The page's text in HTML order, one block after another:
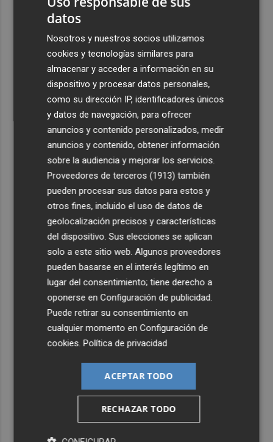
datos
Nosotros y nuestros socios utilizamos
cookies y tecnologías similares para
almacenar y acceder a información en su
dispositivo y procesar datos personales,
como su dirección IP, identificadores únicos
y datos de navegación, para ofrecer
anuncios y contenido personalizados, medir
anuncios y contenido, obtener información
sobre la audiencia y mejorar los servicios.
Proveedores de terceros (1913) también
pueden procesar sus datos para estos y
otros fines, incluido el uso de datos de
geolocalización precisos y características
del dispositivo. Sus elecciones se aplican
solo a este sitio web. Algunos proveedores
pueden basarse en el interés legítimo en
lugar del consentimiento; tiene derecho a
oponerse enConfiguración de publicidad.
Puede retirar su consentimiento en
cualquier momento enConfiguración de
cookies.Política de privacidad
ACEPTAR TODO
RECHAZAR TODO